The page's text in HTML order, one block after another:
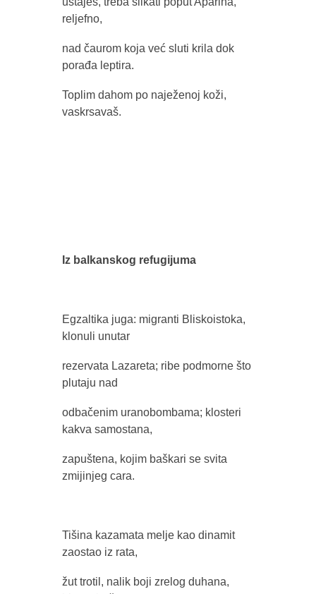
reljefno,
nad čaurom koja već sluti krila dok
porađa leptira.
Toplim dahom po naježenoj koži,
vaskrsavaš.
Iz balkanskog refugijuma
Egzaltika juga: migranti Bliskoistoka,
klonuli unutar
rezervata Lazareta; ribe podmorne što
plutaju nad
odbačenim uranobombama; klosteri
kakva samostana,
zapuštena, kojim baškari se svita
zmijinjeg cara.
Tišina kazamata melje kao dinamit
zaostao iz rata,
žut trotil, nalik boji zrelog duhana,